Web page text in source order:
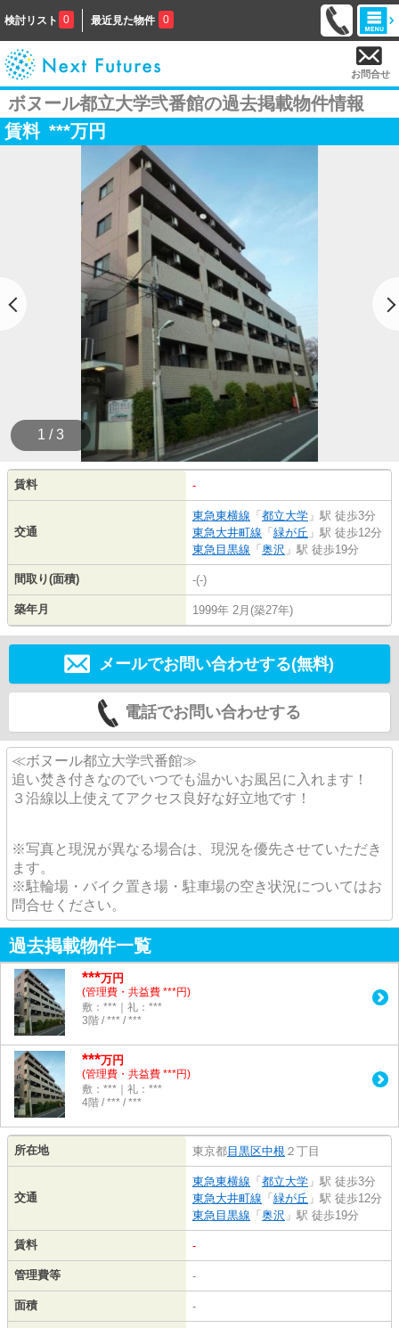
検討リスト 0 最近見た物件 0
お問合せ
ボヌール都立大学弐番館の過去掲載物件情報
賃料 ***万円
1 / 3
賃料 -
交通
東急東横線 「 都立大学 」駅 徒歩3分
東急大井町線 「 緑が丘 」駅 徒歩12分
東急目黒線 「 奥沢 」駅 徒歩19分
間取り(面積) -(-)
築年月 1999年 2月(築27年)
メールでお問い合わせする(無料)
電話でお問い合わせする
≪ボヌール都立大学弐番館≫
追い焚き付きなのでいつでも温かいお風呂に入れます！
３沿線以上使えてアクセス良好な好立地です！
※写真と現況が異なる場合は、現況を優先させていただき
ます。
※駐輪場・バイク置き場・駐車場の空き状況についてはお
問合せください。
過去掲載物件一覧
***万円
(管理費・共益費 ***円)
敷：***｜礼：***
3階 / *** / ***
***万円
(管理費・共益費 ***円)
敷：***｜礼：***
4階 / *** / ***
所在地 東京都目黒区中根 ２丁目
交通
東急東横線 「 都立大学 」駅 徒歩3分
東急大井町線 「 緑が丘 」駅 徒歩12分
東急目黒線 「 奥沢 」駅 徒歩19分
賃料 -
管理費等 -
面積 -